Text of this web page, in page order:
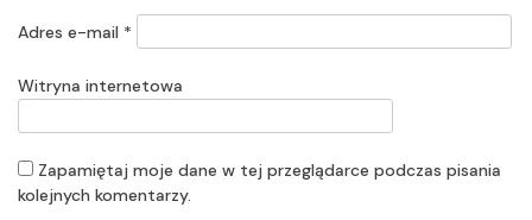
Adres e-mail *
Witryna internetowa
Zapamiętaj moje dane w tej przeglądarce podczas pisania
kolejnych komentarzy.